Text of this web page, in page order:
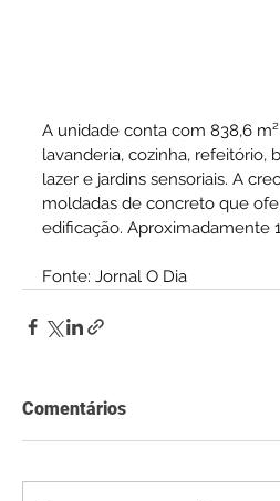
A unidade conta com 838,6
lavanderia, cozinha, refeitório,
lazer e jardins sensoriais. A
moldadas de concreto que
edificação. Aproximadamente
Fonte: Jornal O Dia
Comentários